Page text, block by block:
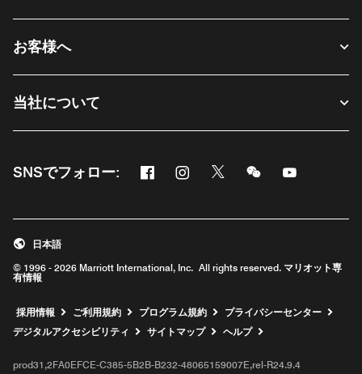
お客様へ
当社について
SNSでフォロー: Facebook
新しいウィンドウで開く
Instagram
新しいウィンドウで開く
Twitter
新しいウィンドウで開く
Messenger
新しいウィンドウ
新しいウィ
© 1996 - 2026 Marriott International, Inc. All rights reserved. マリオット専
有情報
日本語
採用情報 新しいウィンドウで開く
ご利用規約 プログラム規約
プライバシーセンター
デジタルアクセシビリティ
サイトマップ ヘルプ
prod31,2FA0EFCE-C385-5B2B-B232-48065159007E,rel-R24.9.4